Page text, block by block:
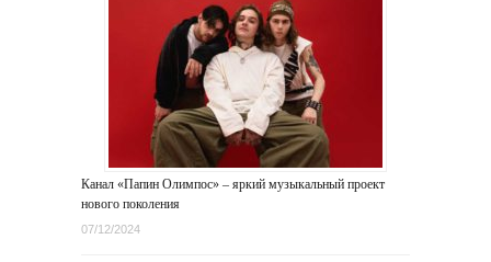
Канал «Папин Олимпос» – яркий музыкальный проект
нового поколения
07/12/2024